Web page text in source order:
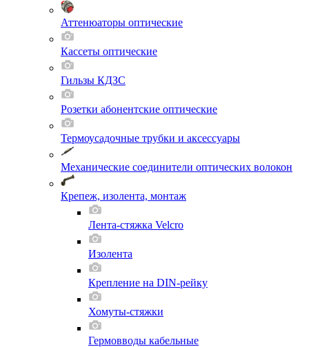
Аттенюаторы оптические
Кассеты оптические
Гильзы КДЗС
Розетки абонентские оптические
Термоусадочные трубки и аксессуары
Механические соединители оптических волокон
Крепеж, изолента, монтаж
Лента-стяжка Velcro
Изолента
Крепление на DIN-рейку
Хомуты-стяжки
Гермовводы кабельные